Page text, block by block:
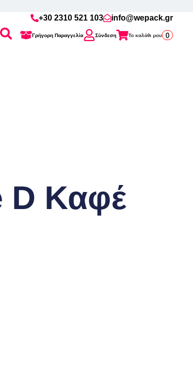
+30 2310 521 103
info@wepack.gr
Γρήγορη Παραγγελία Σύνδεση Το καλάθι μου 0
D Καφέ